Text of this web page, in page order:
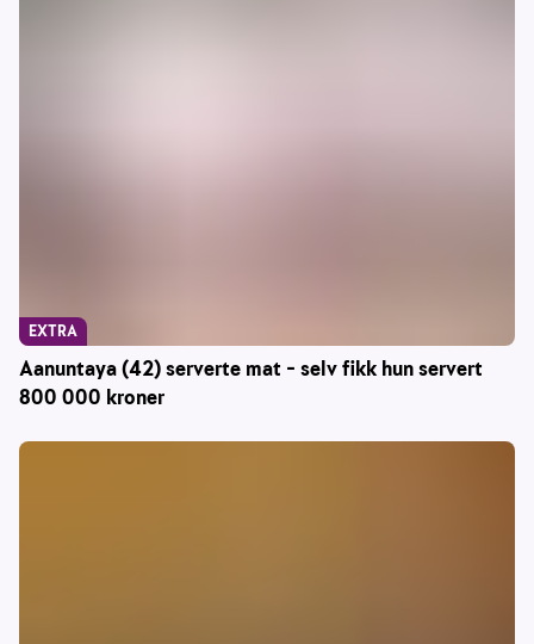
Aanuntaya (42) serverte mat – selv fikk hun servert
800 000 kroner
EXTRA